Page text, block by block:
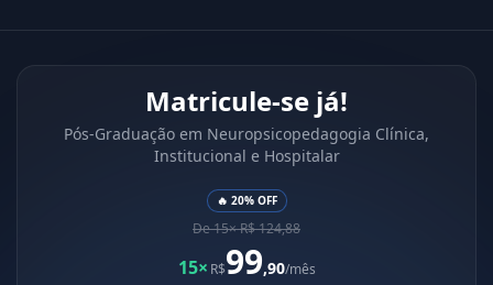
Matricule-se já!
Pós-Graduação em Neuropsicopedagogia Clínica,
Institucional e Hospitalar
🔥 20% OFF
De 15× R$ 124,88
15× R$99,90/mês